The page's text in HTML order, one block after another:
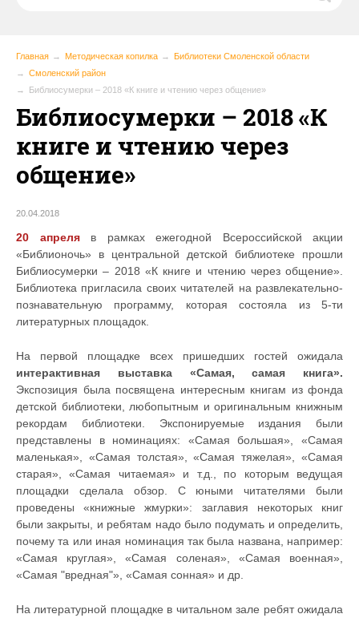
Главная Методическая копилка
Библиотеки Смоленской области
Смоленский район
Библиосумерки – 2018 «К книге и чтению через общение»
Библиосумерки – 2018 «К
книге и чтению через
общение»
20.04.2018
20 апреляв рамках ежегодной Всероссийской акции
«Библионочь» в центральной детской библиотеке прошли
Библиосумерки – 2018 «К книге и чтению через общение».
Библиотека пригласила своих читателей на развлекательно-
познавательную программу, которая состояла из 5-ти
литературных площадок.
На первой площадке всех пришедших гостей ожидала
интерактивная выставка «Самая, самая книга».
Экспозиция была посвящена интересным книгам из фонда
детской библиотеки, любопытным и оригинальным книжным
рекордам библиотеки. Экспонируемые издания были
представлены в номинациях: «Самая большая», «Самая
маленькая», «Самая толстая», «Самая тяжелая», «Самая
старая», «Самая читаемая» и т.д., по которым ведущая
площадки сделала обзор. С юными читателями были
проведены «книжные жмурки»: заглавия некоторых книг
были закрыты, и ребятам надо было подумать и определить,
почему та или иная номинация так была названа, например:
«Самая круглая», «Самая соленая», «Самая военная»,
«Самая "вредная"», «Самая сонная» и др.
На литературной площадке в читальном зале ребят ожидала